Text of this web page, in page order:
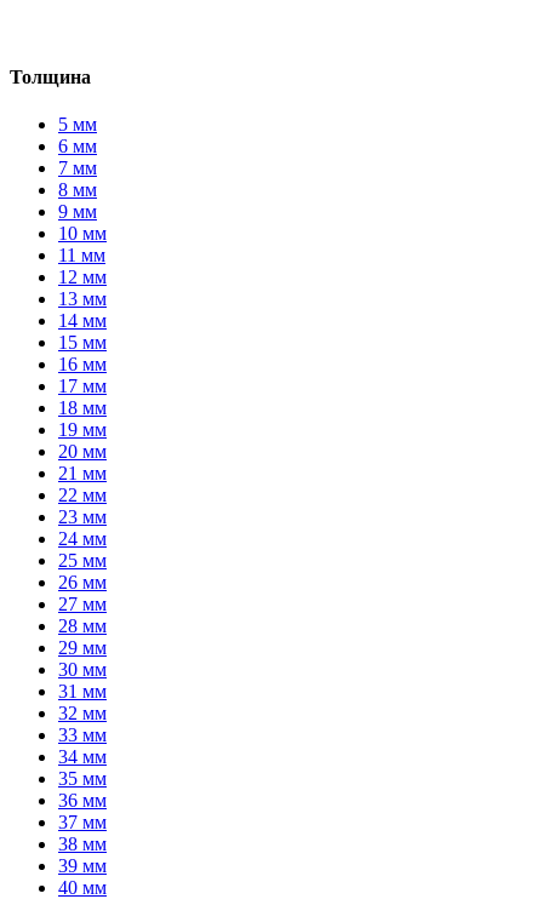
Толщина
5 мм
6 мм
7 мм
8 мм
9 мм
10 мм
11 мм
12 мм
13 мм
14 мм
15 мм
16 мм
17 мм
18 мм
19 мм
20 мм
21 мм
22 мм
23 мм
24 мм
25 мм
26 мм
27 мм
28 мм
29 мм
30 мм
31 мм
32 мм
33 мм
34 мм
35 мм
36 мм
37 мм
38 мм
39 мм
40 мм